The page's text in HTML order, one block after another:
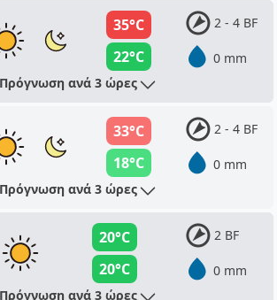
35°C
22°C
2 - 4 BF
0 mm
Πρόγνωση ανά 3 ώρες
33°C
18°C
2 - 4 BF
0 mm
Πρόγνωση ανά 3 ώρες
20°C
20°C
2 BF
0 mm
Πρόγνωση ανά 3 ώρες